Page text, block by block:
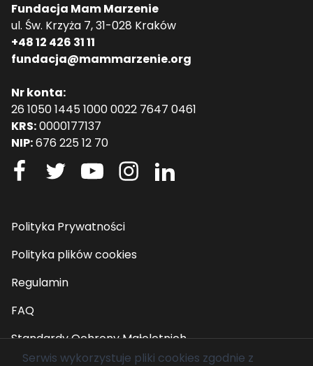
Fundacja Mam Marzenie
ul. Św. Krzyża 7, 31-028 Kraków
+48 12 426 31 11
fundacja@mammarzenie.org
Nr konta:
26 1050 1445 1000 0022 7647 0461
KRS:0000177137
NIP:676 225 12 70
Polityka Prywatności
Polityka plików cookies
Regulamin
FAQ
Standardy Ochrony Małoletnich
Serwis wykorzystuje pliki cookies zgodnie z